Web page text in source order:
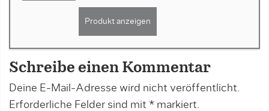
Produkt anzeigen
Schreibe einen Kommentar
Deine E-Mail-Adresse wird nicht veröffentlicht.
Erforderliche Felder sind mit * markiert.